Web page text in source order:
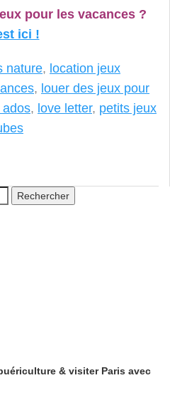
pour les vacances ?
ici !
nature, location jeux
, louer des jeux pour
ados, love letter, petits jeux
& visiter Paris avec